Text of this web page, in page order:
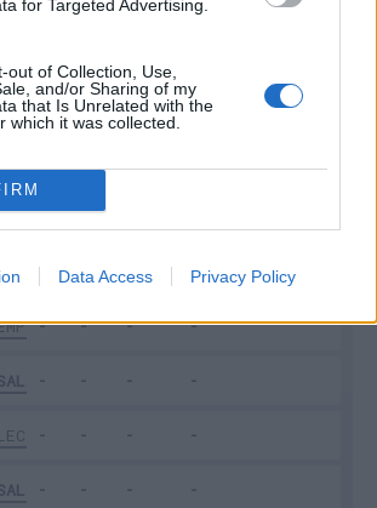
for Targeted Advertising.
out of Collection, Use,
and/or Sharing of my
that Is Unrelated with the
which it was collected.
Data Access Privacy Policy
VotoFV Entrato